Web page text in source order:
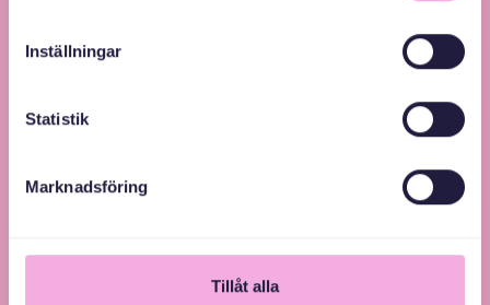
Inställningar
Statistik
Marknadsföring
Tillåt alla